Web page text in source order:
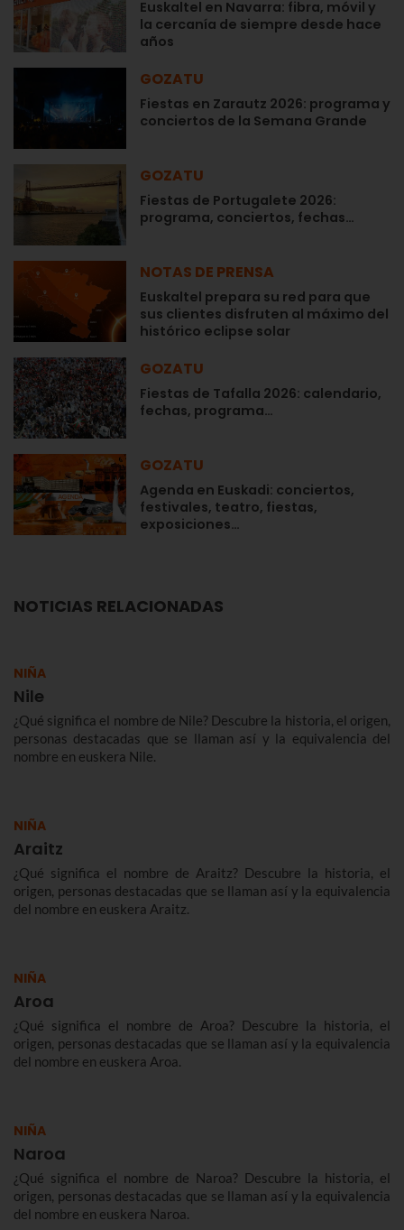
Euskaltel en Navarra: fibra, móvil y
la cercanía de siempre desde hace
años
GOZATU
Fiestas en Zarautz 2026: programa y
conciertos de la Semana Grande
GOZATU
Fiestas de Portugalete 2026:
programa, conciertos, fechas…
NOTAS DE PRENSA
Euskaltel prepara su red para que
sus clientes disfruten al máximo del
histórico eclipse solar
GOZATU
Fiestas de Tafalla 2026: calendario,
fechas, programa…
GOZATU
Agenda en Euskadi: conciertos,
festivales, teatro, fiestas,
exposiciones…
NOTICIAS RELACIONADAS
NIÑA
Nile
¿Qué significa el nombre de Nile? Descubre la historia, el origen,
personas destacadas que se llaman así y la equivalencia del
nombre en euskera Nile.
NIÑA
Araitz
¿Qué significa el nombre de Araitz? Descubre la historia, el
origen, personas destacadas que se llaman así y la equivalencia
del nombre en euskera Araitz.
NIÑA
Aroa
¿Qué significa el nombre de Aroa? Descubre la historia, el
origen, personas destacadas que se llaman así y la equivalencia
del nombre en euskera Aroa.
NIÑA
Naroa
¿Qué significa el nombre de Naroa? Descubre la historia, el
origen, personas destacadas que se llaman así y la equivalencia
del nombre en euskera Naroa.